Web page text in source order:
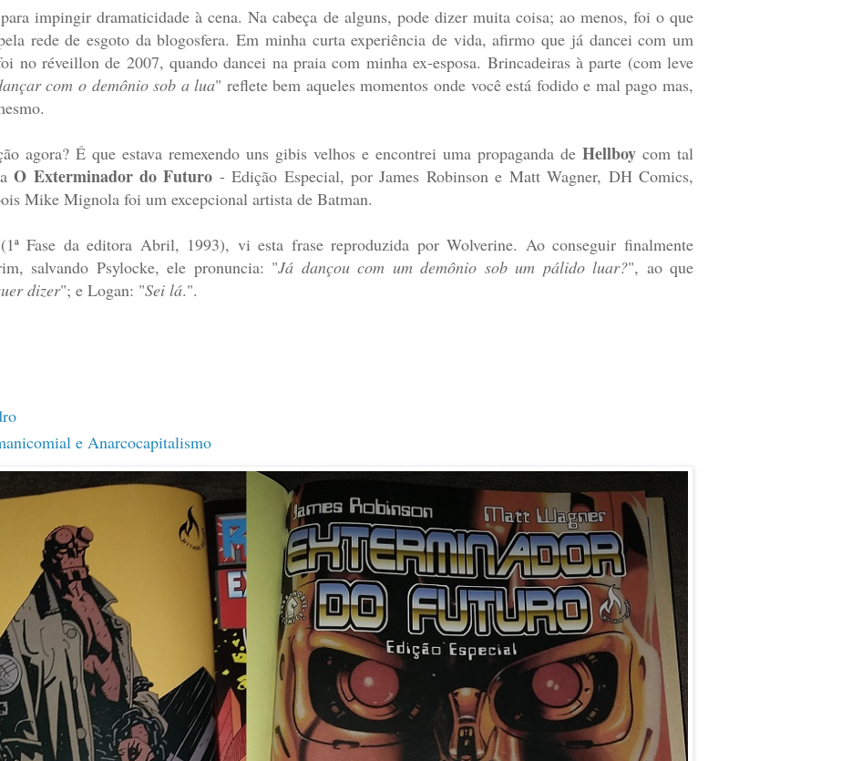
impingir dramaticidade à cena. Na cabeça de alguns, pode dizer muita coisa; ao menos, foi o que
rede de esgoto da blogosfera. Em minha curta experiência de vida, afirmo que já dancei com um
no réveillon de 2007, quando dancei na praia com minha ex-esposa. Brincadeiras à parte (com leve
com o demônio sob a lua" reflete bem aqueles momentos onde você está fodido e mal pago mas,
agora? É que estava remexendo uns gibis velhos e encontrei uma propaganda de Hellboy com tal
O Exterminador do Futuro - Edição Especial, por James Robinson e Matt Wagner, DH Comics,
Mike Mignola foi um excepcional artista de Batman.
(1ª Fase da editora Abril, 1993), vi esta frase reproduzida por Wolverine. Ao conseguir finalmente
salvando Psylocke, ele pronuncia: "Já dançou com um demônio sob um pálido luar?", ao que
dizer"; e Logan: "Sei lá.".
e Anarcocapitalismo